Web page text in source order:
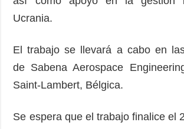
Ucrania.
El trabajo se llevará a cabo en
de Sabena Aerospace
Saint-Lambert, Bélgica.
Se espera que el trabajo finalice el